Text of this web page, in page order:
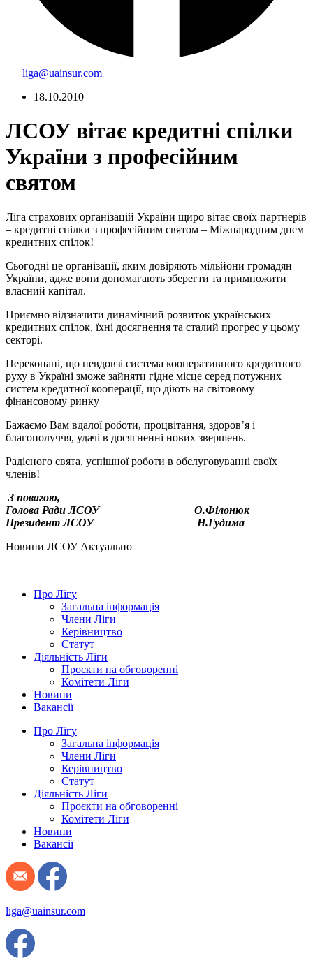
liga@uainsur.com
18.10.2010
ЛСОУ вітає кредитні спілки
України з професійним
святом
Ліга страхових організацій України щиро вітає своїх партнерів
– кредитні спілки з професійним святом – Міжнародним днем
кредитних спілок!
Сьогодні це організації, яким довіряють мільйони громадян
України, адже вони допомагають зберегти та примножити
власний капітал.
Приємно відзначити динамічний розвиток українських
кредитних спілок, їхні досягнення та сталий прогрес у цьому
секторі.
Переконані, що невдовзі система кооперативного кредитного
руху в Україні зможе зайняти гідне місце серед потужних
систем кредитної кооперації, що діють на світовому
фінансовому ринку
Бажаємо Вам вдалої роботи, процвітання, здоров’я і
благополуччя, удачі в досягненні нових звершень.
Радісного свята, успішної роботи в обслуговуванні своїх
членів!
З повагою,
Голова Ради ЛСОУ О.Філонюк
Президент ЛСОУ Н.Гудима
Hовини ЛСОУ Актуально
Про Лігу
Загальна інформація
Члени Ліги
Керівництво
Статут
Діяльність Ліги
Проєкти на обговоренні
Комітети Ліги
Новини
Вакансії
Про Лігу
Загальна інформація
Члени Ліги
Керівництво
Статут
Діяльність Ліги
Проєкти на обговоренні
Комітети Ліги
Новини
Вакансії
liga@uainsur.com